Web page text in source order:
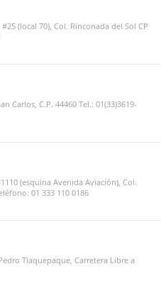
(local 70), Col. Rinconada del Sol CP
Carlos, C.P. 44460 Tel.: 01(33)3619-
(esquina Avenida Aviación), Col.
01 333 110 0186
Tlaquepaque, Carretera Libre a